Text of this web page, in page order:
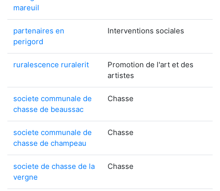
mareuil
partenaires en
perigord
Interventions sociales
ruralescence ruralerit
Promotion de l'art et des
artistes
societe communale de
chasse de beaussac
Chasse
societe communale de
chasse de champeau
Chasse
societe de chasse de la
vergne
Chasse